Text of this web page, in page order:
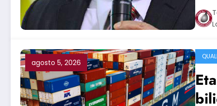
agosto 5, 2026